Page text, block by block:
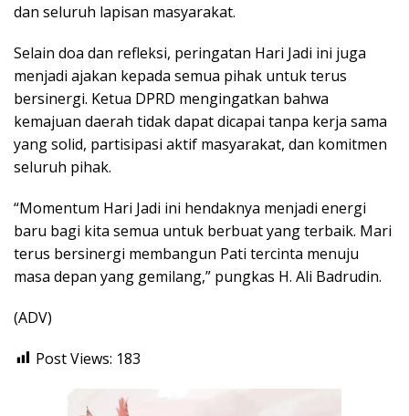
dan seluruh lapisan masyarakat.
Selain doa dan refleksi, peringatan Hari Jadi ini juga
menjadi ajakan kepada semua pihak untuk terus
bersinergi. Ketua DPRD mengingatkan bahwa
kemajuan daerah tidak dapat dicapai tanpa kerja sama
yang solid, partisipasi aktif masyarakat, dan komitmen
seluruh pihak.
“Momentum Hari Jadi ini hendaknya menjadi energi
baru bagi kita semua untuk berbuat yang terbaik. Mari
terus bersinergi membangun Pati tercinta menuju
masa depan yang gemilang,” pungkas H. Ali Badrudin.
(ADV)
Post Views: 183